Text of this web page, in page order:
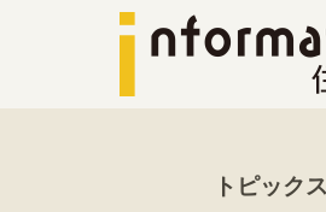
トピックス